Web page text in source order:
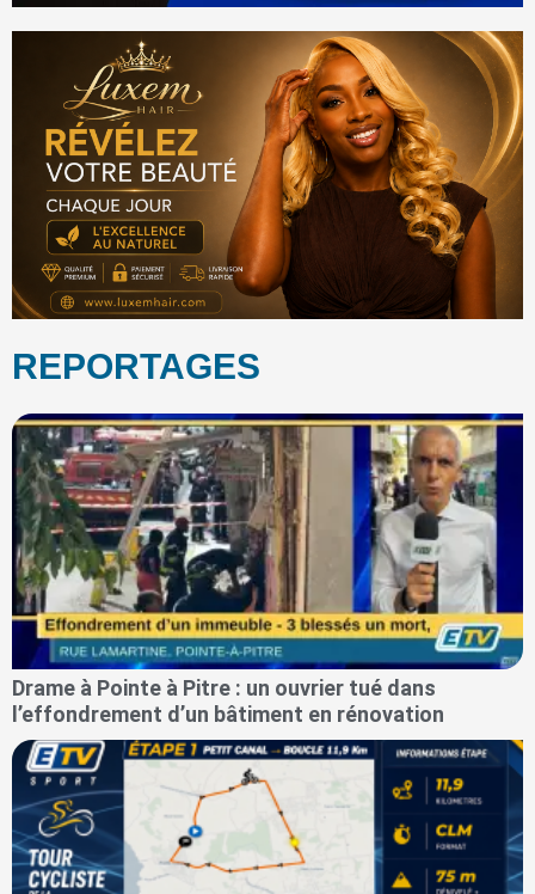
REPORTAGES
Drame à Pointe à Pitre : un ouvrier tué dans
l’effondrement d’un bâtiment en rénovation